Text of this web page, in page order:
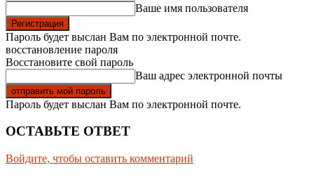
Ваше имя пользователя
Пароль будет выслан Вам по электронной почте.
восстановление пароля
Восстановите свой пароль
Ваш адрес электронной почты
Пароль будет выслан Вам по электронной почте.
ОСТАВЬТЕ ОТВЕТ
Войдите, чтобы оставить комментарий